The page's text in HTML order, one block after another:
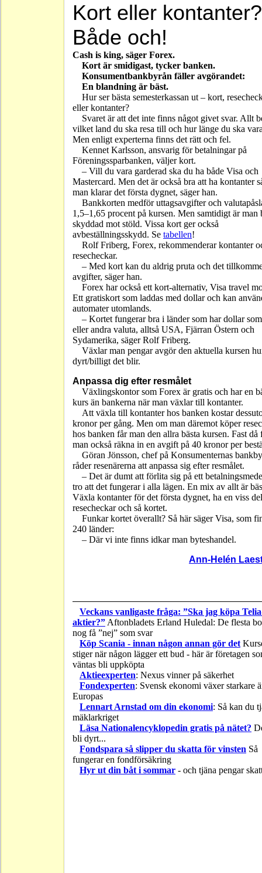
Kort eller kontanter?
Både och!
Cash is king, säger Forex.
Kort är smidigast, tycker banken.
Konsumentbankbyrån fäller avgörandet:
En blandning är bäst.
Hur ser bästa semesterkassan ut – kort,
eller kontanter?
Svaret är att det inte finns något givet svar. Allt
vilket land du ska resa till och hur länge du ska
Men enligt experterna finns det rätt och fel.
Kennet Karlsson, ansvarig för betalningar på
Föreningssparbanken, väljer kort.
– Vill du vara garderad ska du ha både Visa och
Mastercard. Men det är också bra att ha kontanter
man klarar det första dygnet, säger han.
Bankkorten medför uttagsavgifter och
1,5–1,65 procent på kursen. Men samtidigt är man
skyddad mot stöld. Vissa kort ger också
avbeställningsskydd. Se tabellen!
Rolf Friberg, Forex, rekommenderar kontanter
resecheckar.
– Med kort kan du aldrig pruta och det
avgifter, säger han.
Forex har också ett kort-alternativ, Visa travel
Ett gratiskort som laddas med dollar och kan
automater utomlands.
– Kortet fungerar bra i länder som har dollar
eller andra valuta, alltså USA, Fjärran Östern och
Sydamerika, säger Rolf Friberg.
Växlar man pengar avgör den aktuella kursen
dyrt/billigt det blir.
Anpassa dig efter resmålet
Växlingskontor som Forex är gratis och har en
kurs än bankerna när man växlar till kontanter.
Att växla till kontanter hos banken kostar
kronor per gång. Men om man däremot köper
hos banken får man den allra bästa kursen. Fast då
man också räkna in en avgift på 40 kronor per
Göran Jönsson, chef på Konsumenternas
råder resenärerna att anpassa sig efter resmålet.
– Det är dumt att förlita sig på ett
tro att det fungerar i alla lägen. En mix av allt är
Växla kontanter för det första dygnet, ha en viss
resecheckar och så kortet.
Funkar kortet överallt? Så här säger Visa, som
240 länder:
– Där vi inte finns idkar man byteshandel.
Ann-Helén
Veckans vanligaste fråga: ”Ska jag köpa
aktier?” Aftonbladets Erland Huledal: De flesta
nog få ”nej” som svar
Köp Scania - innan någon annan gör det
stiger när någon lägger ett bud - här är företagen
väntas bli uppköpta
Aktieexperten: Nexus vinner på säkerhet
Fondexperten: Svensk ekonomi växer starkare
Europas
Lennart Arnstad om din ekonomi: Så kan du
mäklarkriget
Läsa Nationalencyklopedin gratis på nätet?
bli dyrt...
Fondspara så slipper du skatta för vinsten Så
fungerar en fondförsäkring
Hyr ut din båt i sommar - och tjäna pengar